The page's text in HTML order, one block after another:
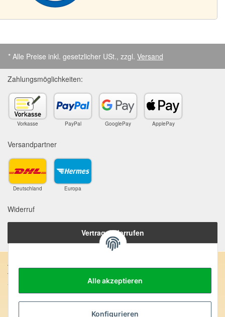
Alle akzeptieren
Konfigurieren
* Alle Preise inkl. gesetzlicher USt., zzgl. Versand
Zahlungsmöglichkeiten:
Vorkasse PayPal GooglePay ApplePay
Versandpartner
Deutschland Europa
Widerruf
Vertrag widerrufen
Anschrift:
SteinZeitOase
Frau Karin Philippin
Uhlandstr. 7